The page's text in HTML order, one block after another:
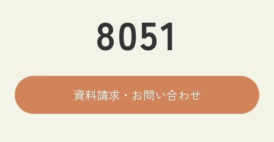
8051
資料請求・お問い合わせ